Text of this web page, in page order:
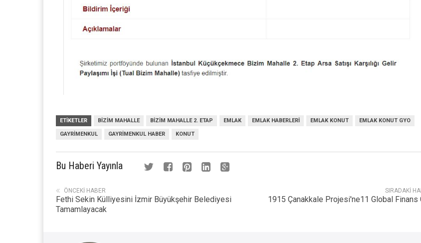
ETIKETLER BIZIM MAHALLE BIZIM MAHALLE 2. ETAP EMLAK EMLAK HABERLERI EMLAK KONUT EMLAK KONUT GYO
GAYRIMENKUL GAYRIMENKUL HABER KONUT
Bu Haberi Yayınla
SIRADAKI
1915 Çanakkale Projesi'ne11 Global Finans
ÖNCEKI HABER
Fethi Sekin Külliyesini İzmir Büyükşehir Belediyesi
Tamamlayacak